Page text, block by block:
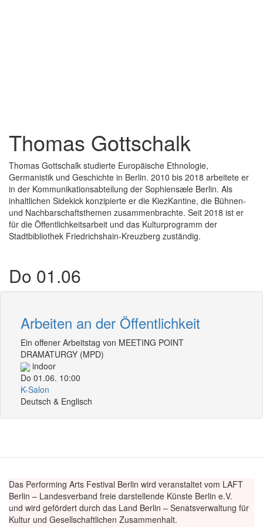
Thomas Gottschalk
Thomas Gottschalk studierte Europäische Ethnologie,
Germanistik und Geschichte in Berlin. 2010 bis 2018 arbeitete er
in der Kommunikationsabteilung der Sophiensæle Berlin. Als
inhaltlichen Sidekick konzipierte er die KiezKantine, die Bühnen-
und Nachbarschaftsthemen zusammenbrachte. Seit 2018 ist er
für die Öffentlichkeitsarbeit und das Kulturprogramm der
Stadtbibliothek Friedrichshain-Kreuzberg zuständig.
Do 01.06
Arbeiten an der Öffentlichkeit
Ein offener Arbeitstag von MEETING POINT
DRAMATURGY (MPD)
indoor
Do 01.06. 10:00
K-Salon
Deutsch & Englisch
Das Performing Arts Festival Berlin wird veranstaltet vom LAFT
Berlin – Landesverband freie darstellende Künste Berlin e.V.
und wird gefördert durch das Land Berlin – Senatsverwaltung für
Kultur und Gesellschaftlichen Zusammenhalt.